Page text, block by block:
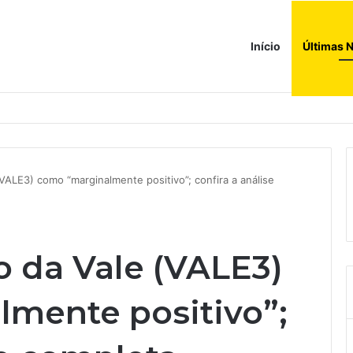
Início Últimas
como “marginalmente positivo”; confira a análise
Vale (VALE3)
positivo”;